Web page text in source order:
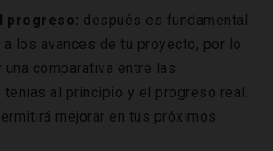
progreso: después es fundamental
los avances de tu proyecto, por lo
una comparativa entre las
al principio y el progreso real.
mejorar en tus próximos